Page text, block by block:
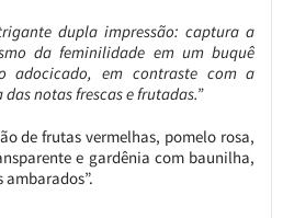
dupla impressão: captura a
da feminilidade em um buquê
adocicado, em contraste com a
notas frescas e frutadas.”
de frutas vermelhas, pomelo rosa,
e gardênia com baunilha,
ambarados”.